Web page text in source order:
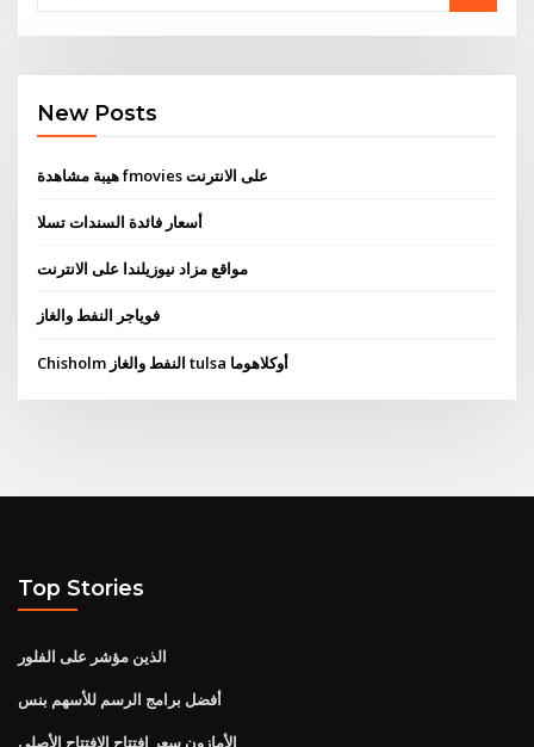
New Posts
هيبة مشاهدة fmovies على الانترنت
أسعار فائدة السندات تسلا
مواقع مزاد نيوزيلندا على الانترنت
فوياجر النفط والغاز
Chisholm النفط والغاز tulsa أوكلاهوما
Top Stories
الذين مؤشر على الفلور
أفضل برامج الرسم للأسهم بنس
الأمازون سعر افتتاح الافتتاح الأصلي